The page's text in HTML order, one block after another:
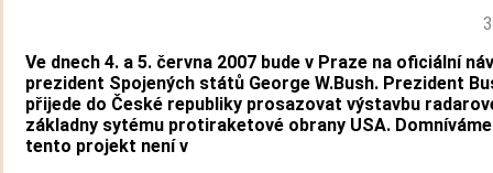
Ve dnech 4. a 5. června 2007 bude v Praze na oficiální
prezident Spojených států George W.Bush. Prezident
přijede do České republiky prosazovat výstavbu
základny sytému protiraketové obrany USA.
tento projekt není v